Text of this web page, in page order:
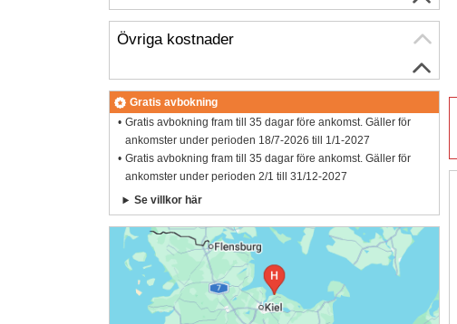
Övriga kostnader
Gratis avbokning
Gratis avbokning fram till 35 dagar före ankomst. Gäller för
ankomster under perioden 18/7-2026 till 1/1-2027
Gratis avbokning fram till 35 dagar före ankomst. Gäller för
ankomster under perioden 2/1 till 31/12-2027
Se villkor här